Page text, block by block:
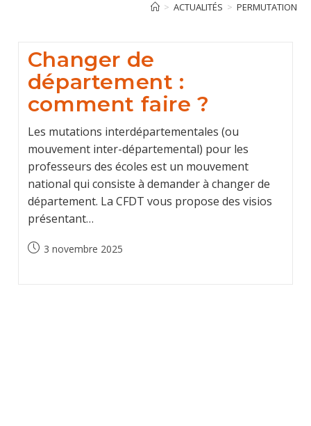
> ACTUALITÉS > PERMUTATION
Changer de
département :
comment faire ?
Les mutations interdépartementales (ou
mouvement inter-départemental) pour les
professeurs des écoles est un mouvement
national qui consiste à demander à changer de
département. La CFDT vous propose des visios
présentant…
Post3 novembre 2025